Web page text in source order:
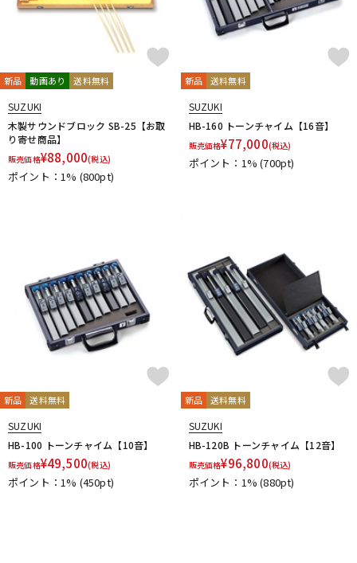
キーボード 電子ピアノ
アンプ エフェクター
DJ機器
配信/ライブ機器 楽器アクセサリ
中古 ヴィンテージ
新品 動画あり 送料無料
SUZUKI
木製サウンドブロック SB-25【お取
り寄せ商品】
販売価格¥88,000(税込)
ポイント：1% (800pt)
新品 送料無料
SUZUKI
HB-160 トーンチャイム【16音】
販売価格¥77,000(税込)
ポイント：1%(700pt)
新品 送料無料
SUZUKI
HB-100 トーンチャイム【10音】
販売価格¥49,500(税込)
ポイント：1% (450pt)
新品 送料無料
SUZUKI
HB-120B トーンチャイム【12音】
販売価格¥96,800(税込)
ポイント：1%(880pt)